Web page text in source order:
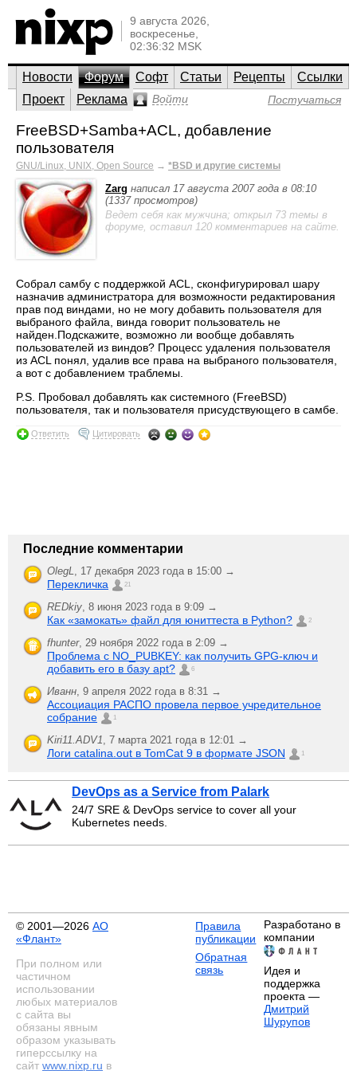
9 августа 2026,
воскресенье,
02:36:32 MSK
Новости Форум Софт Статьи Рецепты
Ссылки
Проект
Реклама Войти Постучаться
FreeBSD+Samba+ACL, добавление
пользователя
GNU/Linux, UNIX, Open Source → *BSD и другие системы
Zarg написал 17 августа 2007 года в 08:10
(1337 просмотров)
Ведет себя как мужчина; открыл 73 темы в
форуме, оставил 120 комментариев на сайте.
Собрал самбу с поддержкой ACL, сконфигурировал шару
назначив администратора для возможности редактирования
прав под виндами, но не могу добавить пользователя для
выбраного файла, винда говорит пользователь не
найден.Подскажите, возможно ли вообще добавлять
пользователей из виндов? Процесс удаления пользователя
из ACL понял, удалив все права на выбраного пользователя,
а вот с добавлением траблемы.
P.S. Пробовал добавлять как системного (FreeBSD)
пользователя, так и пользователя присудствующего в самбе.
Ответить Цитировать
Последние комментарии
OlegL, 17 декабря 2023 года в 15:00 →
Перекличка 21
REDkiy, 8 июня 2023 года в 9:09 →
Как «замокать» файл для юниттеста в Python? 2
fhunter, 29 ноября 2022 года в 2:09 →
Проблема с NO_PUBKEY: как получить GPG-ключ и
добавить его в базу apt?
6
Иванн, 9 апреля 2022 года в 8:31 →
Ассоциация РАСПО провела первое учредительное
собрание
1
Kiri11.ADV1, 7 марта 2021 года в 12:01 →
Логи catalina.out в TomCat 9 в формате JSON 1
DevOps as a Service from Palark
24/7 SRE & DevOps service to cover all your
Kubernetes needs.
© 2001—2026 АО
«Флант»
При полном или
частичном
использовании
любых материалов
с сайта вы
обязаны явным
образом указывать
гиперссылку на
сайт www.nixp.ru в
Правила
публикации
Обратная
связь
Разработано в
компании
Идея и
поддержка
проекта —
Дмитрий
Шурупов